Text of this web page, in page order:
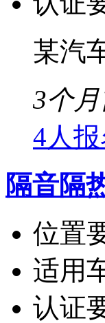
某汽
3个
4人报
隔音隔
位置
适用
认证